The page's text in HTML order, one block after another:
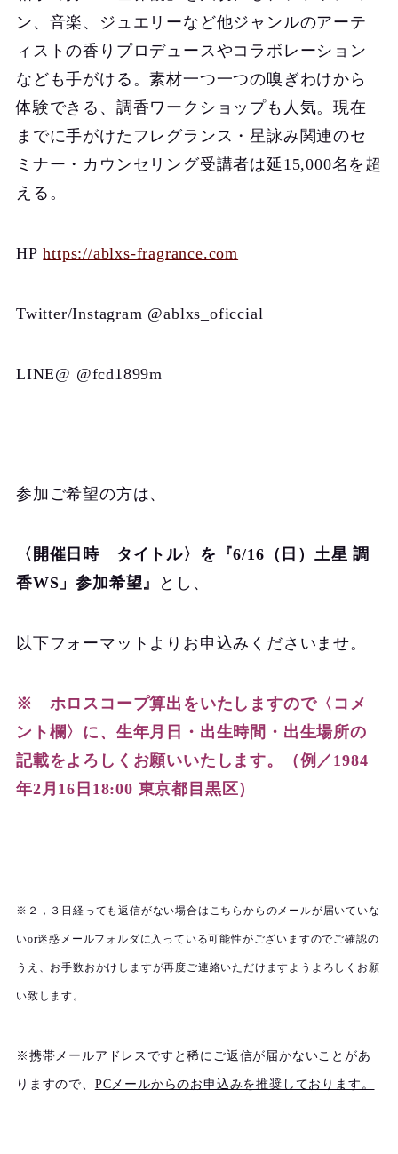
ン、音楽、ジュエリーなど他ジャンルのアーテ
ィストの香りプロデュースやコラボレーション
なども手がける。素材一つ一つの嗅ぎわけから
体験できる、調香ワークショップも人気。現在
までに手がけたフレグランス・星詠み関連のセ
ミナー・カウンセリング受講者は延15,000名を超
える。
HPhttps://ablxs-fragrance.com
Twitter/Instagram @ablxs_oficcial
LINE@ @fcd1899m
参加ご希望の方は、
〈開催日時 タイトル〉を『6/16（日）土星 調
香WS」参加希望』
とし、
以下フォーマットよりお申込みくださいませ。
※ ホロスコープ算出をいたしますので〈コメ
ント欄〉に、生年月日・出生時間・出生場所の
記載をよろしくお願いいたします。（例／1984
年2月16日18:00 東京都目黒区）
※２，３日経っても返信がない場合はこちらからのメールが届いていな
いor迷惑メールフォルダに入っている可能性がございますのでご確認の
うえ、お手数おかけしますが再度ご連絡いただけますようよろしくお願
い致します。
※携帯メールアドレスですと稀にご返信が届かないことがあ
りますので、 PCメールからのお申込みを推奨しております。